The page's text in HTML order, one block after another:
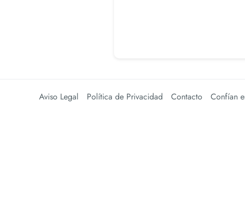
Aviso Legal Política de Privacidad Contacto Confían